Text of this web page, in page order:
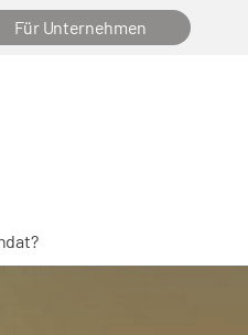
Für Unternehmen